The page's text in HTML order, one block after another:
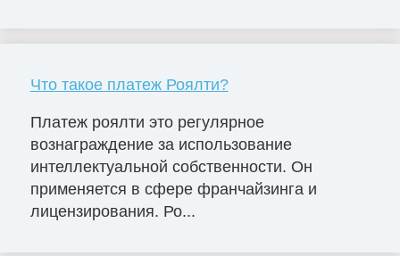
Что такое платеж Роялти?
Платеж роялти это регулярное
вознаграждение за использование
интеллектуальной собственности. Он
применяется в сфере франчайзинга и
лицензирования. Ро...